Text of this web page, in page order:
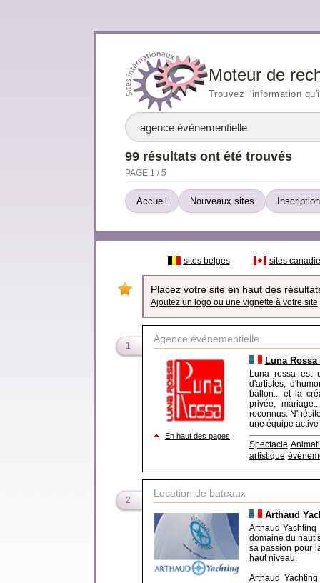
Moteur de
Trouvez l'information
99 résultats ont été trouvés
PAGE 1 / 5
Accueil Nouveaux sites
sites belges sites
Placez votre site en haut des
Ajoutez un logo ou une vignette à votre site
1
Agence événementielle
En haut des pages
Luna
Luna rossa est
d'artistes,
ballon... et la
privée,
reconnus.
une équipe
Spectacle
artistique
2
Location de bateaux
Arthaud
Arthaud
domaine du
sa passion pour
haut niveau.
Arthaud